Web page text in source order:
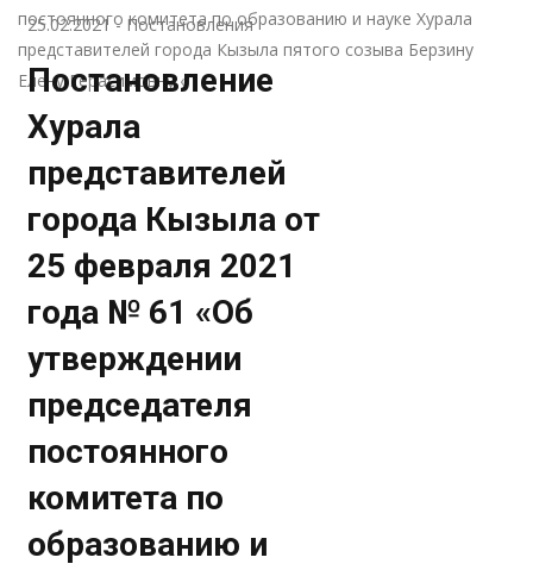
постоянного комитета по образованию и науке Хурала
представителей города Кызыла пятого созыва Берзину
Елену Герасимовну «
25.02.2021- Постановления
Постановление
Хурала
представителей
города Кызыла от
25 февраля 2021
года № 61 «Об
утверждении
председателя
постоянного
комитета по
образованию и